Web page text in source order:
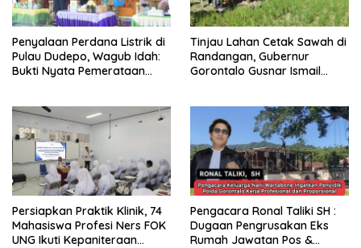
Penyalaan Perdana Listrik di
Pulau Dudepo, Wagub Idah:
Bukti Nyata Pemerataan
Tinjau Lahan Cetak Sawah di
Randangan, Gubernur
Gorontalo Gusnar Ismail
Persiapkan Praktik Klinik, 74
Mahasiswa Profesi Ners FOK
UNG Ikuti Kepaniteraan
Pengacara Ronal Taliki SH :
Dugaan Pengrusakan Eks
Rumah Jawatan Pos &